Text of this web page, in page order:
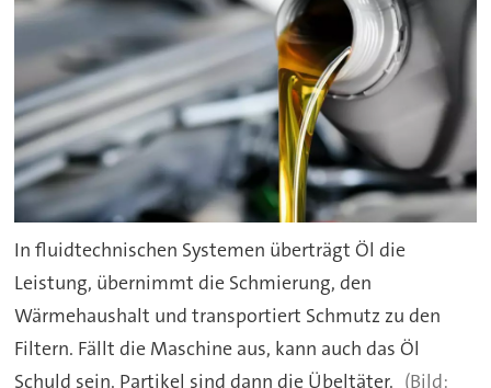
In fluidtechnischen Systemen überträgt Öl die
Leistung, übernimmt die Schmierung, den
Wärmehaushalt und transportiert Schmutz zu den
Filtern. Fällt die Maschine aus, kann auch das Öl
Schuld sein. Partikel sind dann die Übeltäter.